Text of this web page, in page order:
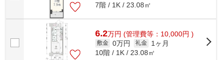
7階 / 1K / 23.08㎡
6.2万円 (管理費等：10,000円 )
敷金 0万円 礼金
1ヶ月
10階 / 1K / 23.08㎡